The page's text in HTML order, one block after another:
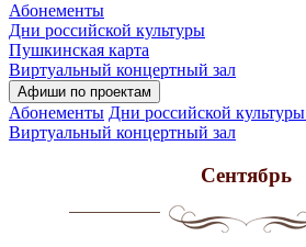
Абонементы
Дни российской культуры
Пушкинская карта
Виртуальный концертный зал
Афиши по проектам
Абонементы Дни российской культуры
Виртуальный концертный зал
Сентябрь